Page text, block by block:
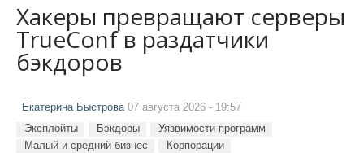
Хакеры превращают серверы
TrueConf в раздатчики
бэкдоров
Екатерина Быстрова07 августа 2026 - 19:57
Эксплойты Бэкдоры
Уязвимости программ
Малый и средний бизнес
Корпорации